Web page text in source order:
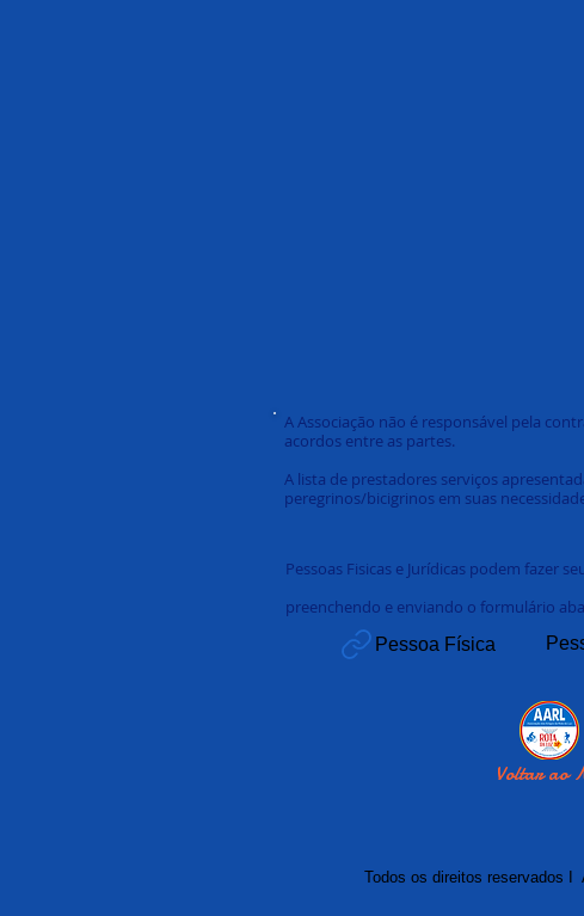
A Associação não é responsável pela
acordos entre as partes.
A lista de prestadores serviços
peregrinos/bicigrinos em suas
Pessoas Fisicas e Jurídicas podem fazer
preenchendo e enviando o formulário
Pessoa Física
Voltar ao
Todos os direitos reservados I